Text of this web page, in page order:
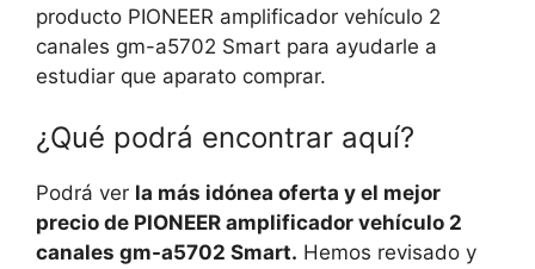
producto PIONEER amplificador vehículo 2
canales gm-a5702 Smart para ayudarle a
estudiar que aparato comprar.
¿Qué podrá encontrar aquí?
Podrá ver la más idónea oferta y el mejor
precio de PIONEER amplificador vehículo 2
canales gm-a5702 Smart. Hemos revisado y